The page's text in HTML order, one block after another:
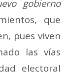
gobierno
que
pues viven
las vías
electoral